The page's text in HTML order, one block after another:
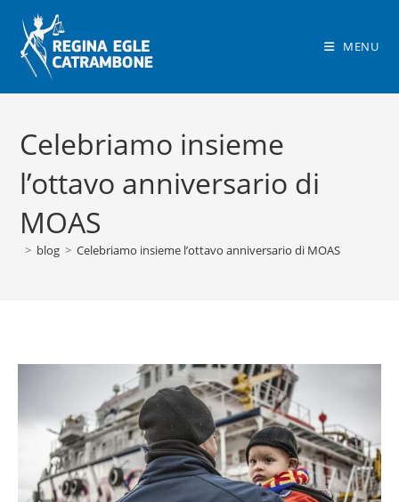
contenuto
MENU
Celebriamo insieme
l’ottavo anniversario di
MOAS
> blog > Celebriamo insieme l’ottavo anniversario di MOAS